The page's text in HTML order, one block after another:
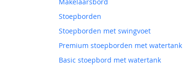
Stoepborden
Stoepborden met swingvoet
Premium stoepborden met watertank
Basic stoepbord met watertank